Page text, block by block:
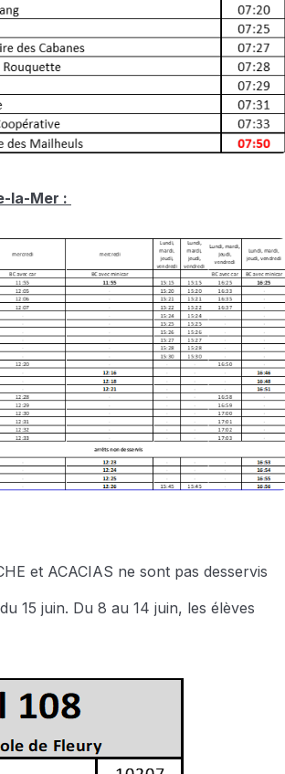
la-Mer :
et ACACIAS ne sont pas desservis
15 juin. Du 8 au 14 juin, les élèves